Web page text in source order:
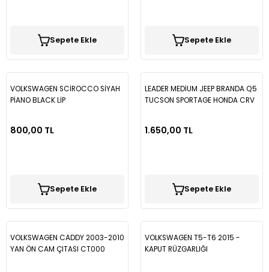
Transporter T5
Transporter T6
Transporter T7
Volt
Sepete Ekle Sepete Ekle
VOLKSWAGEN SCİROCCO SİYAH
PİANO BLACK LİP
800,00 TL
Sepete Ekle
LEADER MEDİUM JEEP BRANDA Q5
TUCSON SPORTAGE HONDA CRV
1.650,00 TL
Sepete Ekle
VOLKSWAGEN CADDY 2003-2010
YAN ÖN CAM ÇITASI CT000
VOLKSWAGEN T5-T6 2015 -
KAPUT RÜZGARLIĞI